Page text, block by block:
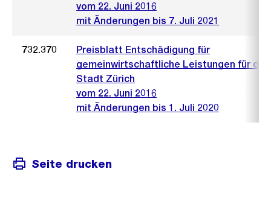
vom 22. Juni 2016
mit Änderungen bis 7. Juli 2021
732.370
Preisblatt Entschädigung für
gemeinwirtschaftliche Leistungen für die
Stadt Zürich
vom 22. Juni 2016
mit Änderungen bis 1. Juli 2020
Seite drucken